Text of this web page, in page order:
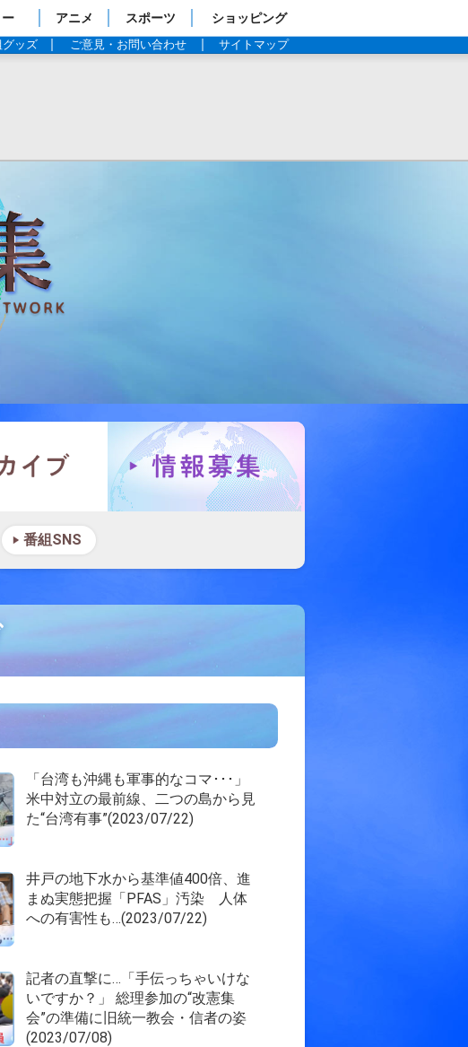
アニメ スポーツ ショッピング
グッズ ご意見・お問い合わせ サイトマップ
番組SNS
「台湾も沖縄も軍事的なコマ･･･」
米中対立の最前線、二つの島から見
た“台湾有事”(2023/07/22)
井戸の地下水から基準値400倍、進
まぬ実態把握「PFAS」汚染 人体
への有害性も…(2023/07/22)
記者の直撃に…「手伝っちゃいけな
いですか？」 総理参加の“改憲集
会”の準備に旧統一教会・信者の姿
(2023/07/08)